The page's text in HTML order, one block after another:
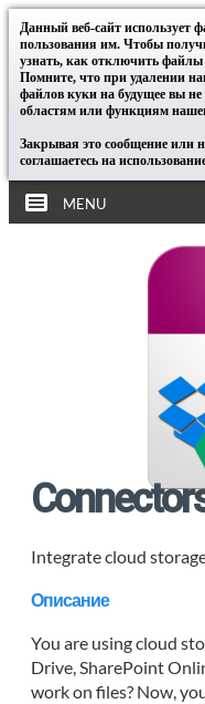
Данный веб-сайт использует
пользования им. Чтобы
узнать, как отключить
Помните, что при удалении
файлов куки на будущее вы не
областям или функциям
Закрывая это сообщение или
соглашаетесь на
MENU
Integrate cloud
Описание
You are using cloud
Drive, SharePoint
work on files? Now,